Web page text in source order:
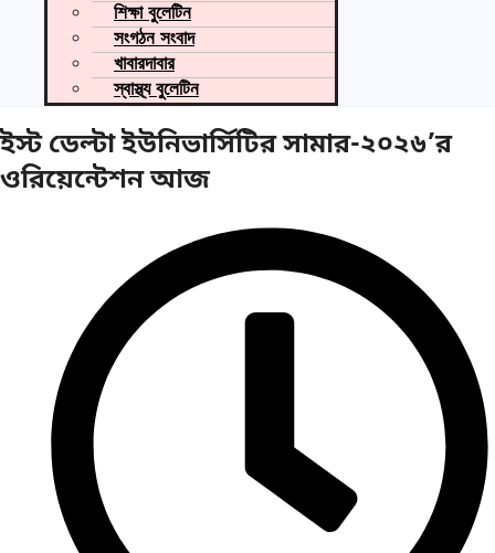
শিক্ষা বুলেটিন
সংগঠন সংবাদ
খাবারদাবার
স্বাস্থ্য বুলেটিন
ইস্ট ডেল্টা ইউনিভার্সিটির সামার-২০২৬’র
ওরিয়েন্টেশন আজ